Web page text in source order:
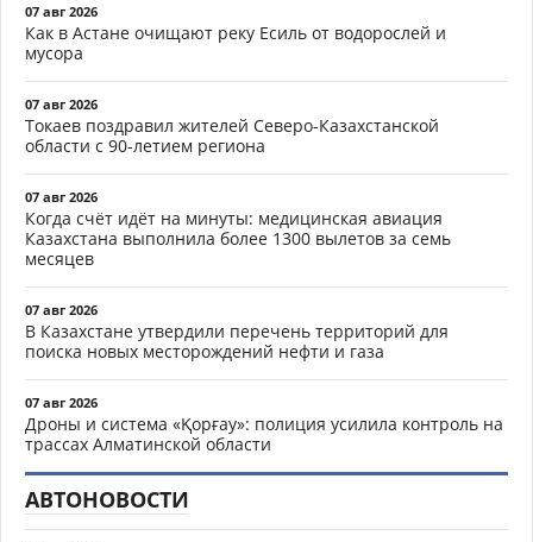
07 авг 2026
Как в Астане очищают реку Есиль от водорослей и
мусора
07 авг 2026
Токаев поздравил жителей Северо-Казахстанской
области с 90-летием региона
07 авг 2026
Когда счёт идёт на минуты: медицинская авиация
Казахстана выполнила более 1300 вылетов за семь
месяцев
07 авг 2026
В Казахстане утвердили перечень территорий для
поиска новых месторождений нефти и газа
07 авг 2026
Дроны и система «Қорғау»: полиция усилила контроль на
трассах Алматинской области
АВТОНОВОСТИ